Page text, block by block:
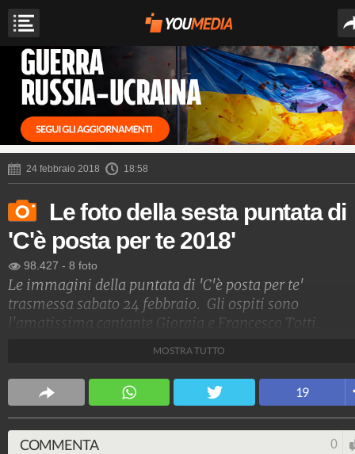
24 febbraio 2018 18:58
Le foto della sesta puntata di
'C'è posta per te 2018'
98.427 - 8 foto
Le immagini della puntata di 'C'è posta per te'
trasmessa sabato 24 febbraio. Gli ospiti sono
l'amatissima cantante Giorgia e Francesco Totti.
Spettacolo FanpageMOSTRA TUTTO
19
COMMENTA 0